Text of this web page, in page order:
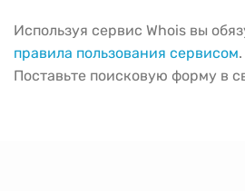
Используя сервис Whois вы
правила пользования сервисом.
Поставьте поисковую форму в